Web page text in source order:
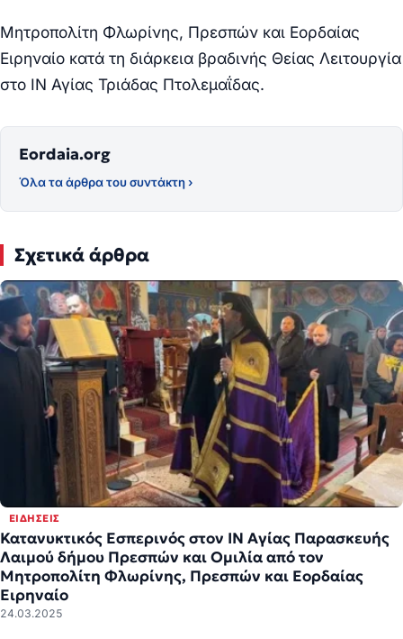
Μητροπολίτη Φλωρίνης, Πρεσπών και Εορδαίας
Ειρηναίο κατά τη διάρκεια βραδινής Θείας Λειτουργία
στο ΙΝ Αγίας Τριάδας Πτολεμαΐδας.
Eordaia.org
Όλα τα άρθρα του συντάκτη ›
Σχετικά άρθρα
ΕΙΔΉΣΕΙΣ
Κατανυκτικός Εσπερινός στον ΙΝ Αγίας Παρασκευής
Λαιμού δήμου Πρεσπών και Ομιλία από τον
Μητροπολίτη Φλωρίνης, Πρεσπών και Εορδαίας
Ειρηναίο
24.03.2025